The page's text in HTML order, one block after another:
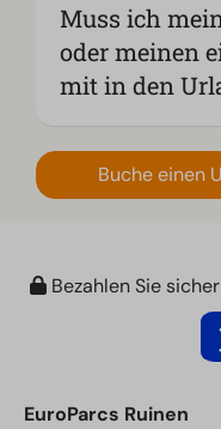
Muss ich
oder meinen
mit in den
Buche einen
Bezahlen Sie sicher
EuroParcs Ruinen